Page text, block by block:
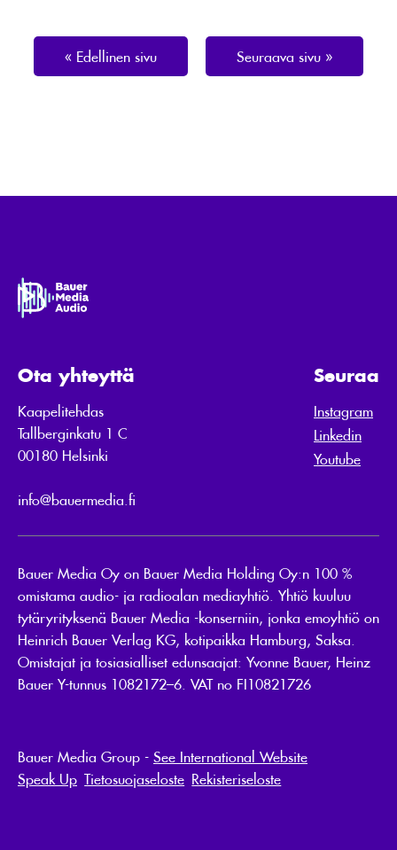
« Edellinen sivu Seuraava sivu »
Ota yhteyttä
Kaapelitehdas
Tallberginkatu 1 C
00180 Helsinki
info@bauermedia.fi
Seuraa
Instagram
Linkedin
Youtube
Bauer Media Oy on Bauer Media Holding Oy:n 100 %
omistama audio- ja radioalan mediayhtiö. Yhtiö kuuluu
tytäryrityksenä Bauer Media -konserniin, jonka emoyhtiö on
Heinrich Bauer Verlag KG, kotipaikka Hamburg, Saksa.
Omistajat ja tosiasialliset edunsaajat: Yvonne Bauer, Heinz
Bauer Y-tunnus 1082172–6. VAT no FI10821726
Bauer Media Group - See International Website
Speak Up Tietosuojaseloste Rekisteriseloste